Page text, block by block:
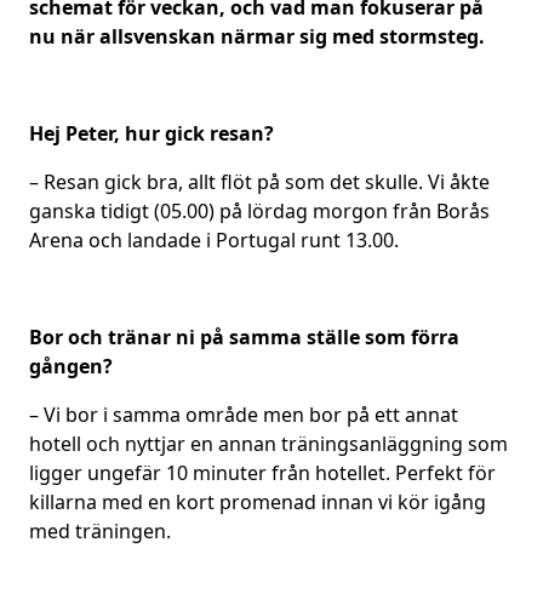
schemat för veckan, och vad man fokuserar på
nu när allsvenskan närmar sig med stormsteg.
Hej Peter, hur gick resan?
– Resan gick bra, allt flöt på som det skulle. Vi åkte
ganska tidigt (05.00) på lördag morgon från Borås
Arena och landade i Portugal runt 13.00.
Bor och tränar ni på samma ställe som förra
gången?
– Vi bor i samma område men bor på ett annat
hotell och nyttjar en annan träningsanläggning som
ligger ungefär 10 minuter från hotellet. Perfekt för
killarna med en kort promenad innan vi kör igång
med träningen.